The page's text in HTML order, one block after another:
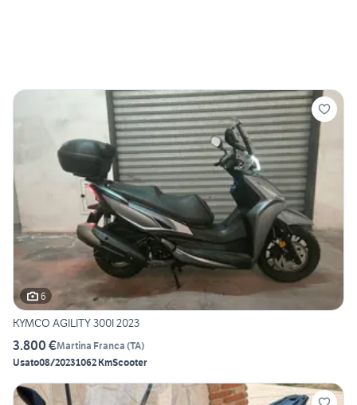
6
KYMCO AGILITY 300I 2023
3.800 €Martina Franca (TA)
Usato08/20231062 KmScooter